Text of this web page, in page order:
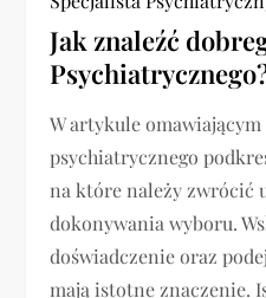
Jak znaleźć
W artykule
psychiatrycznego
na które należy zwrócić
dokonywania wyboru.
doświadczenie oraz
mają istotne znaczenie.